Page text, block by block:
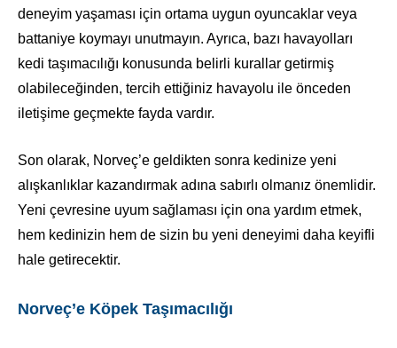
deneyim yaşaması için ortama uygun oyuncaklar veya
battaniye koymayı unutmayın. Ayrıca, bazı havayolları
kedi taşımacılığı konusunda belirli kurallar getirmiş
olabileceğinden, tercih ettiğiniz havayolu ile önceden
iletişime geçmekte fayda vardır.
Son olarak, Norveç’e geldikten sonra kedinize yeni
alışkanlıklar kazandırmak adına sabırlı olmanız önemlidir.
Yeni çevresine uyum sağlaması için ona yardım etmek,
hem kedinizin hem de sizin bu yeni deneyimi daha keyifli
hale getirecektir.
Norveç’e Köpek Taşımacılığı